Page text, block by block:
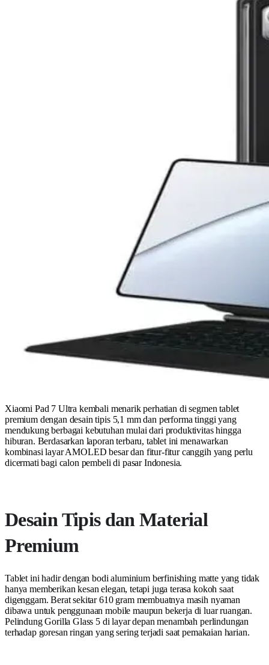
Xiaomi Pad 7 Ultra kembali menarik perhatian di segmen tablet
premium dengan desain tipis 5,1 mm dan performa tinggi yang
mendukung berbagai kebutuhan mulai dari produktivitas hingga
hiburan. Berdasarkan laporan terbaru, tablet ini menawarkan
kombinasi layar AMOLED besar dan fitur-fitur canggih yang perlu
dicermati bagi calon pembeli di pasar Indonesia.
Desain Tipis dan Material
Premium
Tablet ini hadir dengan bodi aluminium berfinishing matte yang tidak
hanya memberikan kesan elegan, tetapi juga terasa kokoh saat
digenggam. Berat sekitar 610 gram membuatnya masih nyaman
dibawa untuk penggunaan mobile maupun bekerja di luar ruangan.
Pelindung Gorilla Glass 5 di layar depan menambah perlindungan
terhadap goresan ringan yang sering terjadi saat pemakaian harian.